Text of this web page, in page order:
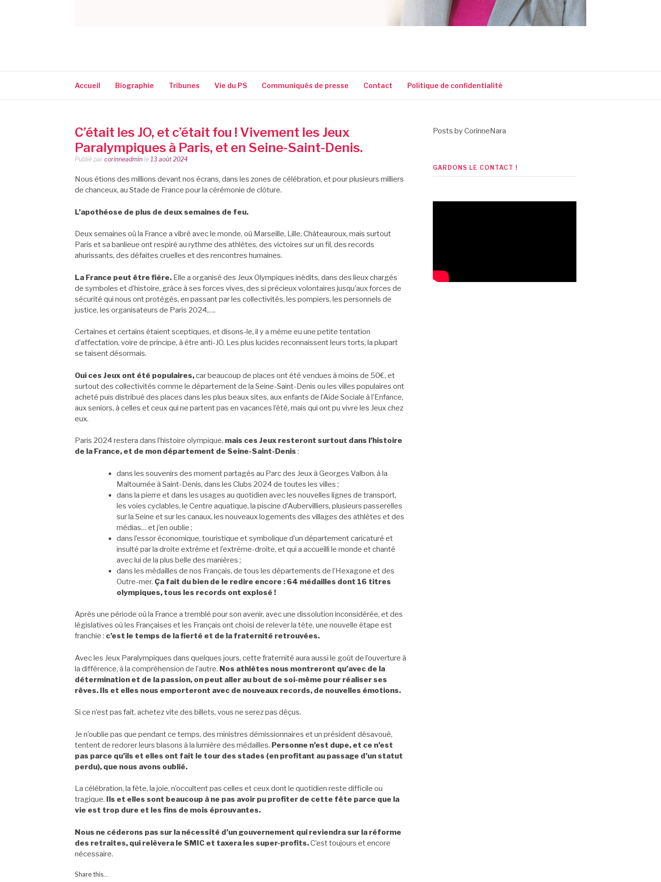
Accueil Biographie Tribunes Vie du PS Communiqués de presse Contact Politique de confidentialité
C’était les JO, et c’était fou ! Vivement les Jeux
Paralympiques à Paris, et en Seine-Saint-Denis.
Publié par corinneadmin le 13 août 2024
Nous étions des millions devant nos écrans, dans les zones de célébration, et pour plusieurs milliers
de chanceux, au Stade de France pour la cérémonie de clôture.
L’apothéose de plus de deux semaines de feu.
Deux semaines où la France a vibré avec le monde, où Marseille, Lille, Châteauroux, mais surtout
Paris et sa banlieue ont respiré au rythme des athlètes, des victoires sur un fil, des records
ahurissants, des défaites cruelles et des rencontres humaines.
La France peut être fière. Elle a organisé des Jeux Olympiques inédits, dans des lieux chargés
de symboles et d’histoire, grâce à ses forces vives, des si précieux volontaires jusqu’aux forces de
sécurité qui nous ont protégés, en passant par les collectivités, les pompiers, les personnels de
justice, les organisateurs de Paris 2024,….
Certaines et certains étaient sceptiques, et disons-le, il y a même eu une petite tentation
d’affectation, voire de principe, à être anti-JO. Les plus lucides reconnaissent leurs torts, la plupart
se taisent désormais.
Oui ces Jeux ont été populaires,car beaucoup de places ont été vendues à moins de 50€, et
surtout des collectivités comme le département de la Seine-Saint-Denis ou les villes populaires ont
acheté puis distribué des places dans les plus beaux sites, aux enfants de l’Aide Sociale à l’Enfance,
aux seniors, à celles et ceux qui ne partent pas en vacances l’été, mais qui ont pu vivre les Jeux chez
eux.
Paris 2024 restera dans l’histoire olympique, mais ces Jeux resteront surtout dans l’histoire
de la France, et de mon département de Seine-Saint-Denis :
dans les souvenirs des moment partagés au Parc des Jeux à Georges Valbon, à la
Maltournée à Saint-Denis, dans les Clubs 2024 de toutes les villes ;
dans la pierre et dans les usages au quotidien avec les nouvelles lignes de transport,
les voies cyclables, le Centre aquatique, la piscine d’Aubervilliers, plusieurs passerelles
sur la Seine et sur les canaux, les nouveaux logements des villages des athlètes et des
médias… et j’en oublie ;
dans l’essor économique, touristique et symbolique d’un département caricaturé et
insulté par la droite extrême et l’extrême-droite, et qui a accueilli le monde et chanté
avec lui de la plus belle des manières ;
dans les médailles de nos Français, de tous les départements de l’Hexagone et des
Outre-mer. Ça fait du bien de le redire encore : 64 médailles dont 16 titres
olympiques, tous les records ont explosé !
Après une période où la France a tremblé pour son avenir, avec une dissolution inconsidérée, et des
législatives où les Françaises et les Français ont choisi de relever la tête, une nouvelle étape est
franchie : c’est le temps de la fierté et de la fraternité retrouvées.
Avec les Jeux Paralympiques dans quelques jours, cette fraternité aura aussi le goût de l’ouverture à
la différence, à la compréhension de l’autre. Nos athlètes nous montreront qu’avec de la
détermination et de la passion, on peut aller au bout de soi-même pour réaliser ses
rêves. Ils et elles nous emporteront avec de nouveaux records, de nouvelles émotions.
Si ce n’est pas fait, achetez vite des billets, vous ne serez pas déçus.
Je n’oublie pas que pendant ce temps, des ministres démissionnaires et un président désavoué,
tentent de redorer leurs blasons à la lumière des médailles. Personne n’est dupe, et ce n’est
pas parce qu’ils et elles ont fait le tour des stades (en profitant au passage d’un statut
perdu), que nous avons oublié.
La célébration, la fête, la joie, n’occultent pas celles et ceux dont le quotidien reste difficile ou
tragique.
Ils et elles sont beaucoup à ne pas avoir pu profiter de cette fête parce que la
vie est trop dure et les fins de mois éprouvantes.
Nous ne céderons pas sur la nécessité d’un gouvernement qui reviendra sur la réforme
des retraites, qui relèvera le SMIC et taxera les super-profits.C’est toujours et encore
nécessaire.
Share this...
Posts by CorinneNara
GARDONS LE CONTACT !